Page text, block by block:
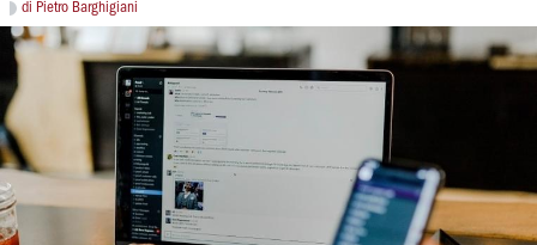
di Pietro Barghigiani